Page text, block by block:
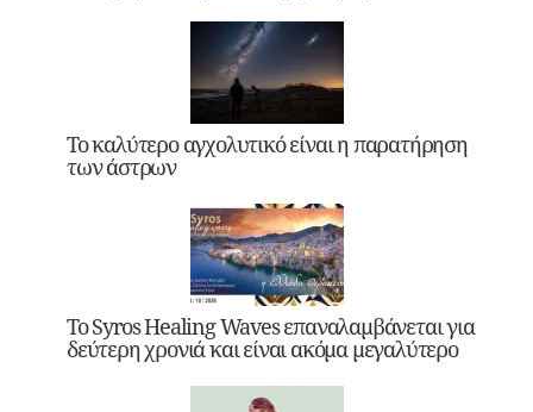
Το καλύτερο αγχολυτικό είναι η παρατήρηση
των άστρων
Το Syros Healing Waves επαναλαμβάνεται για
δεύτερη χρονιά και είναι ακόμα μεγαλύτερο